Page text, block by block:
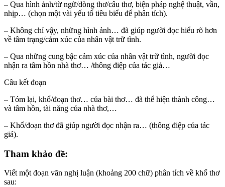
– Qua hình ảnh/từ ngữ/dòng thơ/câu thơ, biện pháp nghệ thuật, vần,
nhịp… (chọn một vài yếu tố tiêu biểu để phân tích).
– Không chỉ vậy, những hình ảnh… đã giúp người đọc hiểu rõ hơn
về tâm trạng/cảm xúc của nhân vật trữ tình.
– Qua những cung bậc cảm xúc của nhân vật trữ tình, người đọc
nhận ra tâm hồn nhà thơ… /thông điệp của tác giả…
Câu kết đoạn
– Tóm lại, khổ/đoạn thơ… của bài thơ… đã thể hiện thành công…
và tâm hồn, tài năng của nhà thơ,…
– Khổ/đoạn thơ đã giúp người đọc nhận ra… (thông điệp của tác
giả).
Tham khảo đề:
Viết một đoạn văn nghị luận (khoảng 200 chữ) phân tích về khổ thơ
sau: